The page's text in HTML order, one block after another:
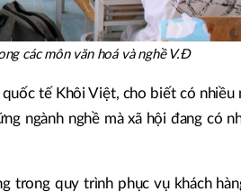
các môn văn hoá và nghề V.Đ
tế Khôi Việt, cho biết có nhiều
ngành nghề mà xã hội đang có
trong quy trình phục vụ khách